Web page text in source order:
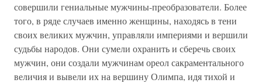
совершили гениальные мужчины-преобразователи. Более
того, в ряде случаев именно женщины, находясь в тени
своих великих мужчин, управляли империями и вершили
судьбы народов. Они сумели охранить и сберечь своих
мужчин, они создали мужчинам ореол сакраментального
величия и вывели их на вершину Олимпа, идя тихой и